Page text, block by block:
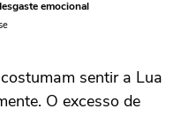
emocional
sentir a Lua
O excesso de